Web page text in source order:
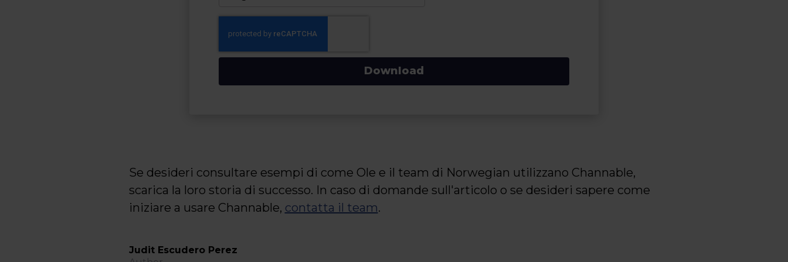
Download
Se desideri consultare esempi di come Ole e il team di Norwegian utilizzano Channable,
scarica la loro storia di successo. In caso di domande sull'articolo o se desideri sapere come
iniziare a usare Channable, contatta il team.
Judit Escudero Perez